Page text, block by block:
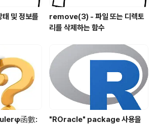
및 정보를
remove(3) - 파일 또는 디렉토
리를 삭제하는 함수
函數:
"ROracle" package 사용을